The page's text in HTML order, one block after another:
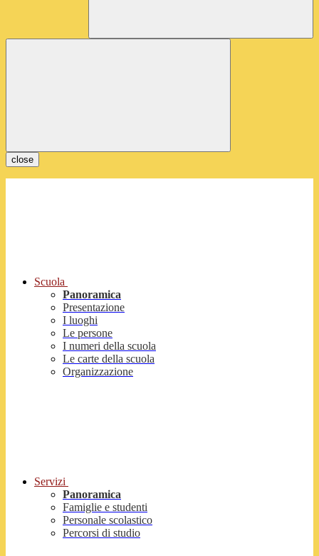
close
Scuola
Panoramica
Presentazione
I luoghi
Le persone
I numeri della scuola
Le carte della scuola
Organizzazione
Servizi
Panoramica
Famiglie e studenti
Personale scolastico
Percorsi di studio